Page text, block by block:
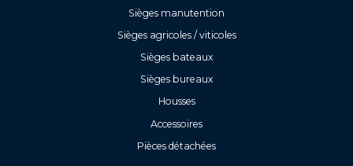
Sièges manutention
Sièges agricoles / viticoles
Sièges bateaux
Sièges bureaux
Housses
Accessoires
Pièces détachées